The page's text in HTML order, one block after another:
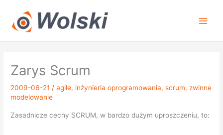
treści
Zarys Scrum
2009-06-21/agile, inżynieria oprogramowania,scrum,zwinne
modelowanie
Zasadnicze cechy SCRUM, w bardzo dużym uproszczeniu, to: